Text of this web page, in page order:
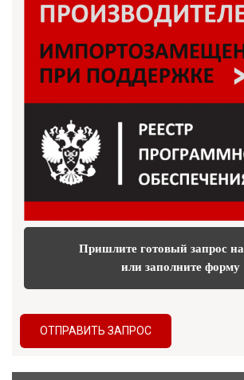
Пришлите готовый запрос на
или заполните форму
ОТПРАВИТЬ ЗАПРОС